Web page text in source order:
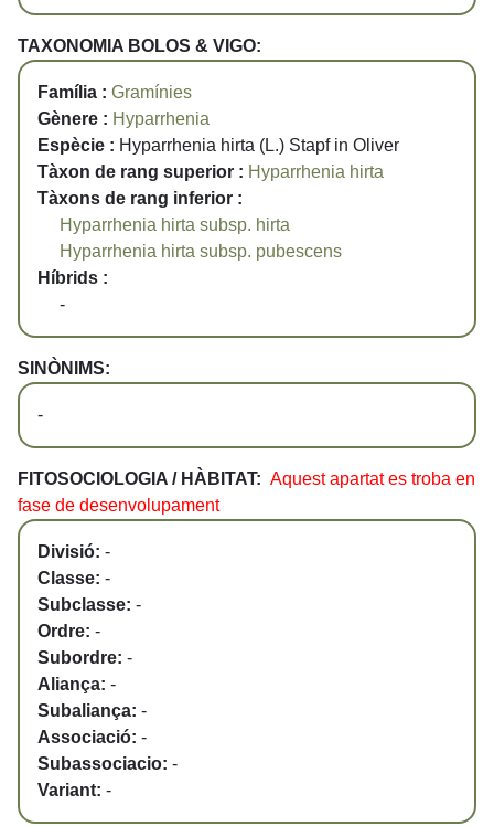
TAXONOMIA BOLOS & VIGO:
Família : Gramínies
Gènere : Hyparrhenia
Espècie : Hyparrhenia hirta (L.) Stapf in Oliver
Tàxon de rang superior : Hyparrhenia hirta
Tàxons de rang inferior :
Hyparrhenia hirta subsp. hirta
Hyparrhenia hirta subsp. pubescens
Híbrids :
-
SINÒNIMS:
-
FITOSOCIOLOGIA / HÀBITAT: Aquest apartat es troba en
fase de desenvolupament
Divisió: -
Classe: -
Subclasse: -
Ordre: -
Subordre: -
Aliança: -
Subaliança: -
Associació: -
Subassociacio: -
Variant: -